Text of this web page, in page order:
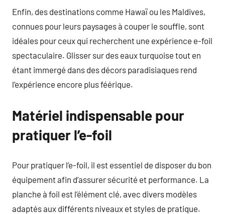
Enfin, des destinations comme Hawaï ou les Maldives,
connues pour leurs paysages à couper le souffle, sont
idéales pour ceux qui recherchent une expérience e-foil
spectaculaire. Glisser sur des eaux turquoise tout en
étant immergé dans des décors paradisiaques rend
l’expérience encore plus féérique.
Matériel indispensable pour
pratiquer l’e-foil
Pour pratiquer l’e-foil, il est essentiel de disposer du bon
équipement afin d’assurer sécurité et performance. La
planche à foil est l’élément clé, avec divers modèles
adaptés aux différents niveaux et styles de pratique.